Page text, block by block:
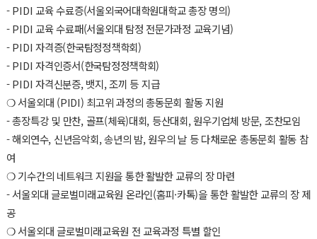
- PIDI 교육 수료증(서울외국어대학원대학교 총장 명의)
- PIDI 교육 수료패(서울외대 탐정 전문가과정 교육기념)
- PIDI 자격증(한국탐정정책학회)
- PIDI 자격인증서(한국탐정정책학회)
- PIDI 자격신분증, 뱃지, 조끼 등 지급
❍ 서울외대 (PIDI) 최고위 과정의 총동문회 활동 지원
- 총장특강 및 만찬, 골프(체육)대회, 등산대회, 원우기업체 방문, 조찬모임
- 해외연수, 신년음악회, 송년의 밤, 원우의 날 등 다채로운 총동문회 활동 참
여
❍ 기수간의 네트워크 지원을 통한 활발한 교류의 장 마련
- 서울외대 글로벌미래교육원 온라인(홈피·카톡)을 통한 활발한 교류의 장 제
공
❍ 서울외대 글로벌미래교육원 전 교육과정 특별 할인